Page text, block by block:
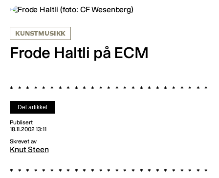
KUNSTMUSIKK
Frode Haltli på ECM
Del artikkel
Publisert
18.11.2002 13:11
Skrevet av
Knut Steen